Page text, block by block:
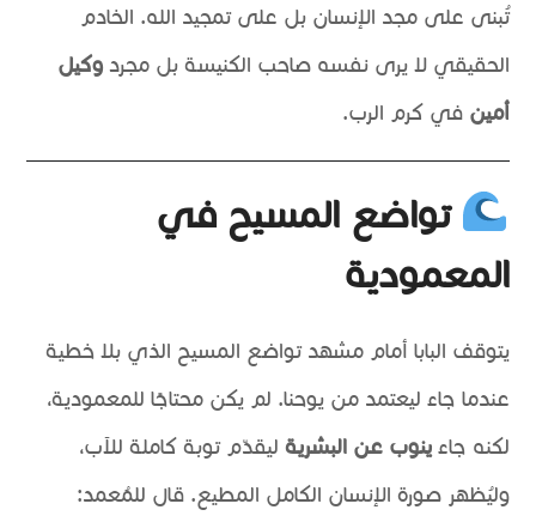
تُبنى على مجد الإنسان بل على تمجيد الله. الخادم
الحقيقي لا يرى نفسه صاحب الكنيسة بل مجردوكيل
أمين في كرم الرب.
تواضع المسيح في
المعمودية
يتوقف البابا أمام مشهد تواضع المسيح الذي بلا خطية
عندما جاء ليعتمد من يوحنا. لم يكن محتاجًا للمعمودية،
لكنه جاءينوب عن البشرية ليقدّم توبة كاملة للآب،
وليُظهر صورة الإنسان الكامل المطيع. قال للمُعمد: